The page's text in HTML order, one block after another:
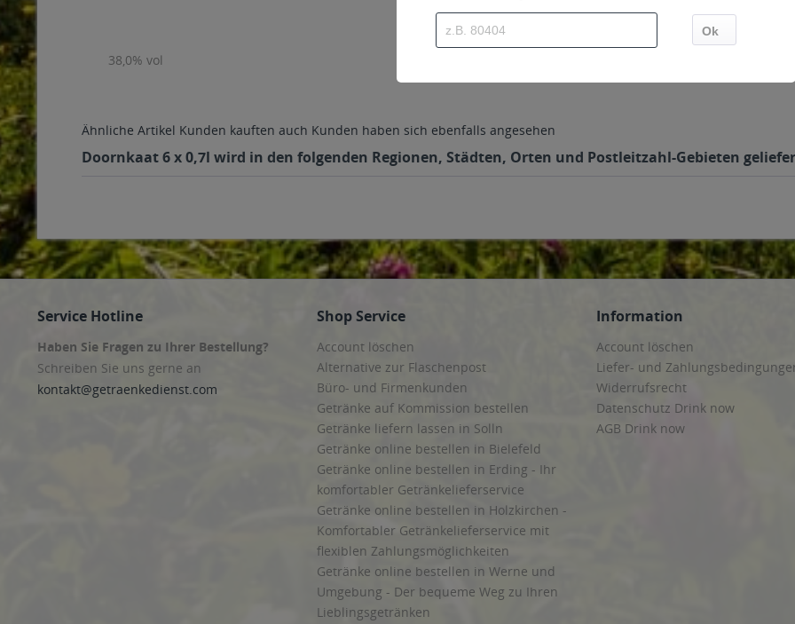
38,0% vol
Ähnliche Artikel Kunden kauften auch Kunden haben sich ebenfalls angesehen
Doornkaat 6 x 0,7l wird in den folgenden Regionen, Städten, Orten und Postleitzahl-Gebieten
Service Hotline
Haben Sie Fragen zu Ihrer Bestellung?
Schreiben Sie uns gerne an
kontakt@getraenkedienst.com
Shop Service
Account löschen
Alternative zur Flaschenpost
Büro- und Firmenkunden
Getränke auf Kommission bestellen
Getränke liefern lassen in Solln
Getränke online bestellen in Bielefeld
Getränke online bestellen in Erding - Ihr
komfortabler Getränkelieferservice
Getränke online bestellen in Holzkirchen -
Komfortabler Getränkelieferservice mit
flexiblen Zahlungsmöglichkeiten
Getränke online bestellen in Werne und
Umgebung - Der bequeme Weg zu Ihren
Lieblingsgetränken
Information
Account löschen
Liefer- und
Widerrufsrecht
Datenschutz Drink now
AGB Drink now